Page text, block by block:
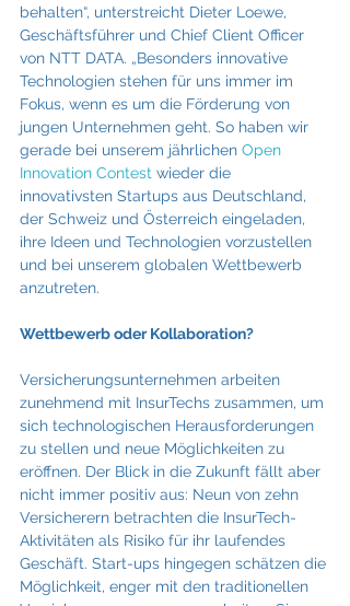
behalten“, unterstreicht Dieter Loewe,
Geschäftsführer und Chief Client Officer
von NTT DATA. „Besonders innovative
Technologien stehen für uns immer im
Fokus, wenn es um die Förderung von
jungen Unternehmen geht. So haben wir
gerade bei unserem jährlichen Open
Innovation Contest wieder die
innovativsten Startups aus Deutschland,
der Schweiz und Österreich eingeladen,
ihre Ideen und Technologien vorzustellen
und bei unserem globalen Wettbewerb
anzutreten.
Wettbewerb oder Kollaboration?
Versicherungsunternehmen arbeiten
zunehmend mit InsurTechs zusammen, um
sich technologischen Herausforderungen
zu stellen und neue Möglichkeiten zu
eröffnen. Der Blick in die Zukunft fällt aber
nicht immer positiv aus: Neun von zehn
Versicherern betrachten die InsurTech-
Aktivitäten als Risiko für ihr laufendes
Geschäft. Start-ups hingegen schätzen die
Möglichkeit, enger mit den traditionellen